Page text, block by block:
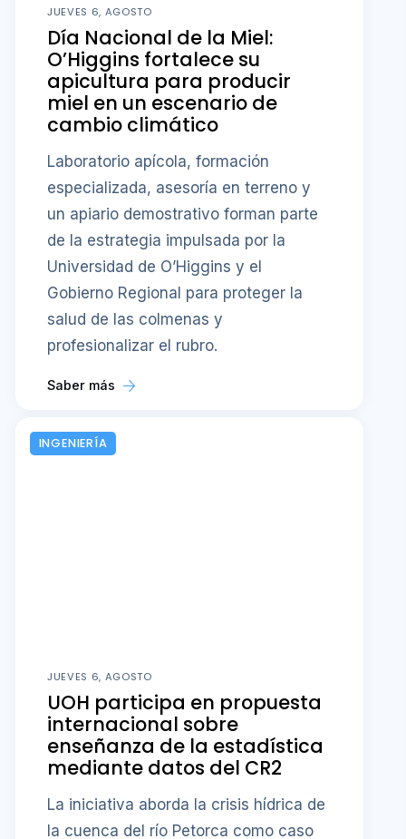
JUEVES 6, AGOSTO
Día Nacional de la Miel:
O’Higgins fortalece su
apicultura para producir
miel en un escenario de
cambio climático
Laboratorio apícola, formación
especializada, asesoría en terreno y
un apiario demostrativo forman parte
de la estrategia impulsada por la
Universidad de O’Higgins y el
Gobierno Regional para proteger la
salud de las colmenas y
profesionalizar el rubro.
Saber más
INGENIERÍA
JUEVES 6, AGOSTO
UOH participa en propuesta
internacional sobre
enseñanza de la estadística
mediante datos del CR2
La iniciativa aborda la crisis hídrica de
la cuenca del río Petorca como caso